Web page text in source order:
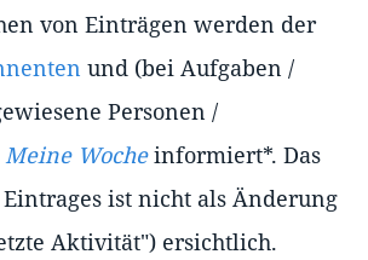
von Einträgen werden der
und (bei Aufgaben /
Personen /
Meine Wocheinformiert*. Das
ist nicht als Änderung
Aktivität") ersichtlich.